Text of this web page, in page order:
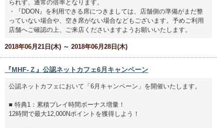
られず、通常の倍率となります。
・『DDON』を利用できる席につきましては、店舗側の準備がまだ整
っていない場合や、空き席がない場合などもございます。予めご利用
店舗へご確認の上、ご来店くださいますようお願いいたします。
2018年06月21日(木) ～ 2018年06月28日(木)
『MHF-Ｚ』公認ネットカフェ6月キャンペーン
公認ネットカフェにおいて「6月キャンペーン」を開催いたします。
■ 特典1：累積プレイ時間ボーナス増量！
12時間で最大12,000Nポイントを獲得しよう！